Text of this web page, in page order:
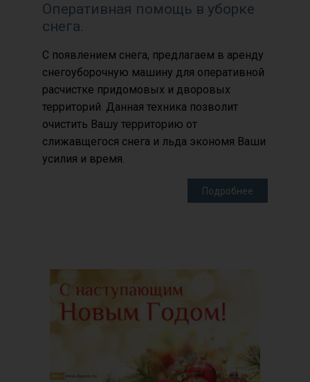
Оперативная помощь в уборке
снега.
С появлением снега, предлагаем в аренду
снегоуборочную машину для оперативной
расчистке придомовых и дворовых
территорий. Данная техника позволит
очистить Вашу территорию от
слижавщегося снега и льда экономя Ваши
усилия и время.
Подробнее